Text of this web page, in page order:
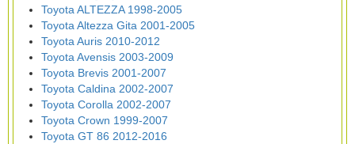
Toyota ALTEZZA 1998-2005
Toyota Altezza Gita 2001-2005
Toyota Auris 2010-2012
Toyota Avensis 2003-2009
Toyota Brevis 2001-2007
Toyota Caldina 2002-2007
Toyota Corolla 2002-2007
Toyota Crown 1999-2007
Toyota GT 86 2012-2016